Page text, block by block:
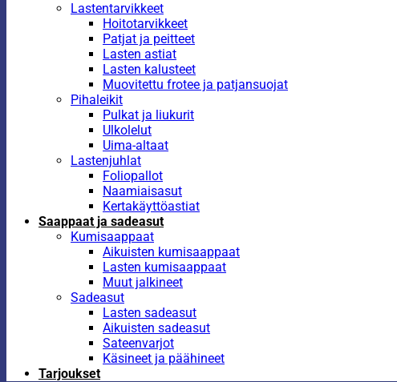
Lastentarvikkeet
Hoitotarvikkeet
Patjat ja peitteet
Lasten astiat
Lasten kalusteet
Muovitettu frotee ja patjansuojat
Pihaleikit
Pulkat ja liukurit
Ulkolelut
Uima-altaat
Lastenjuhlat
Foliopallot
Naamiaisasut
Kertakäyttöastiat
Saappaat ja sadeasut
Kumisaappaat
Aikuisten kumisaappaat
Lasten kumisaappaat
Muut jalkineet
Sadeasut
Lasten sadeasut
Aikuisten sadeasut
Sateenvarjot
Käsineet ja päähineet
Tarjoukset